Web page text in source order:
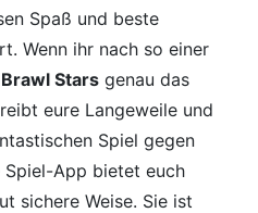
Spaß und beste
Wenn ihr nach so einer
Brawl Stars genau das
eure Langeweile und
Spiel gegen
Spiel-App bietet euch
sichere Weise. Sie ist